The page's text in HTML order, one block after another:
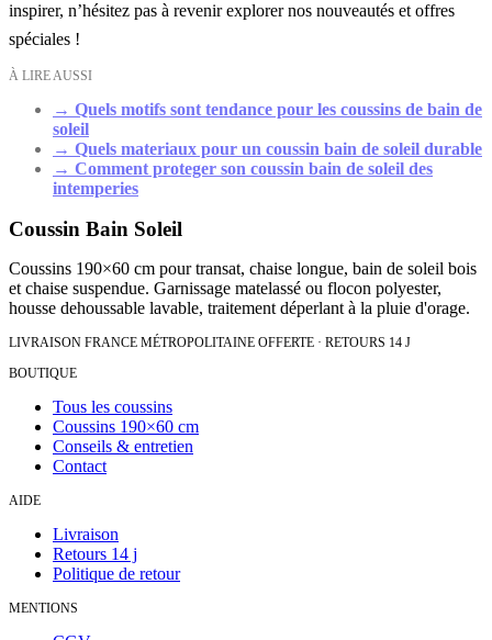
inspirer, n’hésitez pas à revenir explorer nos nouveautés et offres
spéciales !
À LIRE AUSSI
→ Quels motifs sont tendance pour les coussins de bain de
soleil
→ Quels materiaux pour un coussin bain de soleil durable
→ Comment proteger son coussin bain de soleil des
intemperies
Coussin Bain Soleil
Coussins 190×60 cm pour transat, chaise longue, bain de soleil bois
et chaise suspendue. Garnissage matelassé ou flocon polyester,
housse dehoussable lavable, traitement déperlant à la pluie d'orage.
LIVRAISON FRANCE MÉTROPOLITAINE OFFERTE · RETOURS 14 J
BOUTIQUE
Tous les coussins
Coussins 190×60 cm
Conseils & entretien
Contact
AIDE
Livraison
Retours 14 j
Politique de retour
MENTIONS